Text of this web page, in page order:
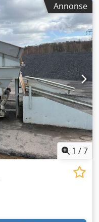
Annonse
1 /7